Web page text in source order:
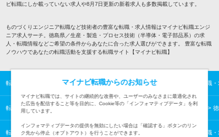
ビ転職にしか載っていない求人や8月7日更新の新着求人も多数掲載しています。
ものづくりエンジニア転職など技術者の豊富な転職・求人情報はマイナビ転職エンジ
ニア求人サーチ。徳島県／生産・製造・プロセス技術（半導体・電子部品系）の求
人・転職情報などご希望の条件からあなたに合った求人選びができます。 豊富な転職
ノウハウであなたの転職活動を支援する転職サイト【マイナビ転職】
転職TOP ITエンジニアの転職・求人情報TOP ものづくりエンジニアの転職
転職TOP ITエンジニアの転職・求人情報TOP 四国の転職・求人情報一覧
転職TOP ITエンジニアの転職・求人情報TOP ものづくりエンジニアの転職
マイナビ転職からのお知らせ
マイナビ転職では、サイトの継続的な改善や、ユーザーのみなさまに最適化され
た広告を配信すること等を目的に、Cookie等の「インフォマティブデータ」を利
用しています。
インフォマティブデータの提供を無効にしたい場合は「確認する」ボタンのリン
ク先から停止（オプトアウト）を行うことができます。